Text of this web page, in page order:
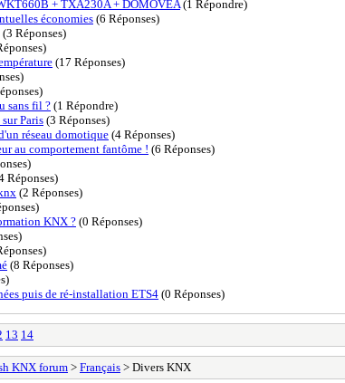
+ TXA230A + DOMOVEA (1 Répondre)
économies (6 Réponses)
(3 Réponses)
(17 Réponses)
sans fil ? (1 Répondre)
Paris (3 Réponses)
réseau domotique (4 Réponses)
au comportement fantôme ! (6 Réponses)
Réponses)
(2 Réponses)
KNX ? (0 Réponses)
(8 Réponses)
puis de ré-installation ETS4 (0 Réponses)
13 14
KNX forum > Français > Divers KNX